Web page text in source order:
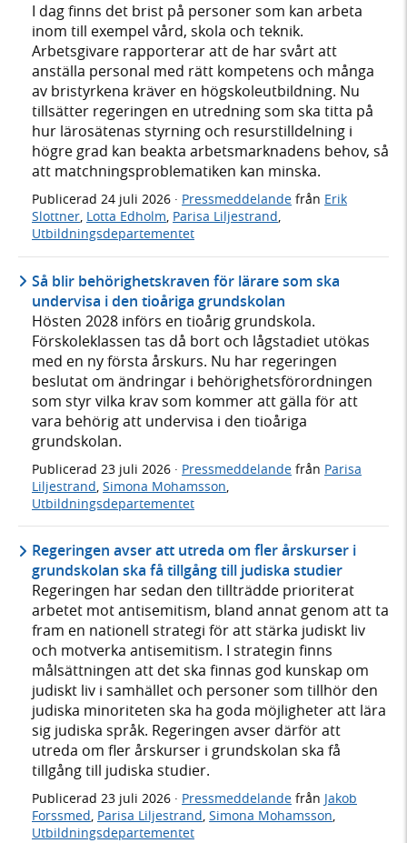
I dag finns det brist på personer som kan arbeta
inom till exempel vård, skola och teknik.
Arbetsgivare rapporterar att de har svårt att
anställa personal med rätt kompetens och många
av bristyrkena kräver en högskoleutbildning. Nu
tillsätter regeringen en utredning som ska titta på
hur lärosätenas styrning och resurstilldelning i
högre grad kan beakta arbetsmarknadens behov, så
att matchningsproblematiken kan minska.
Publicerad 24 juli 2026 · Pressmeddelande från Erik
Slottner, Lotta Edholm, Parisa Liljestrand,
Utbildningsdepartementet
Så blir behörighetskraven för lärare som ska
undervisa i den tioåriga grundskolan
Hösten 2028 införs en tioårig grundskola.
Förskoleklassen tas då bort och lågstadiet utökas
med en ny första årskurs. Nu har regeringen
beslutat om ändringar i behörighetsförordningen
som styr vilka krav som kommer att gälla för att
vara behörig att undervisa i den tioåriga
grundskolan.
Publicerad 23 juli 2026 · Pressmeddelande från Parisa
Liljestrand, Simona Mohamsson,
Utbildningsdepartementet
Regeringen avser att utreda om fler årskurser i
grundskolan ska få tillgång till judiska studier
Regeringen har sedan den tillträdde prioriterat
arbetet mot antisemitism, bland annat genom att ta
fram en nationell strategi för att stärka judiskt liv
och motverka antisemitism. I strategin finns
målsättningen att det ska finnas god kunskap om
judiskt liv i samhället och personer som tillhör den
judiska minoriteten ska ha goda möjligheter att lära
sig judiska språk. Regeringen avser därför att
utreda om fler årskurser i grundskolan ska få
tillgång till judiska studier.
Publicerad 23 juli 2026 · Pressmeddelande från Jakob
Forssmed, Parisa Liljestrand, Simona Mohamsson,
Utbildningsdepartementet